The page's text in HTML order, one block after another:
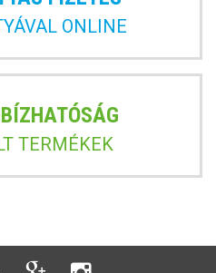
ONLINE
TERMÉKEK